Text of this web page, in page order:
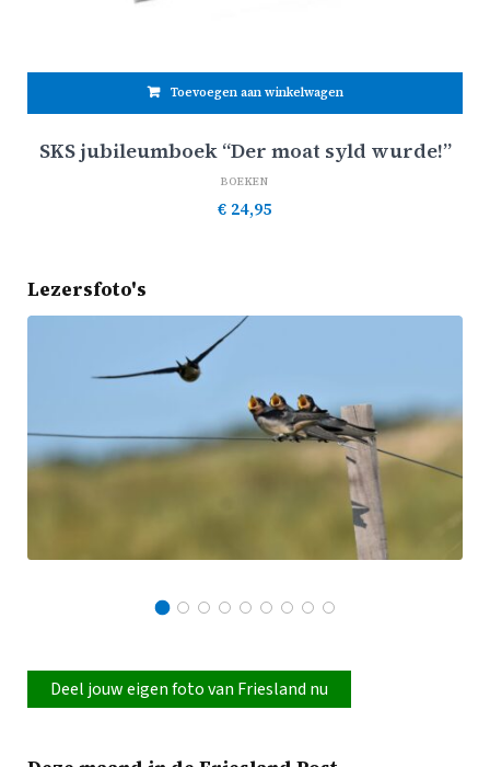
Toevoegen aan winkelwagen
SKS jubileumboek “Der moat syld wurde!”
BOEKEN
€ 24,95
Lezersfoto's
Deel jouw eigen foto van Friesland nu